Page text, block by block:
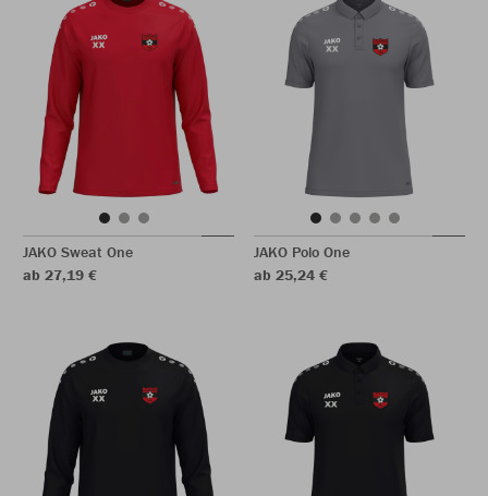
JAKO Sweat One
ab 27,19 €
JAKO Polo One
ab 25,24 €